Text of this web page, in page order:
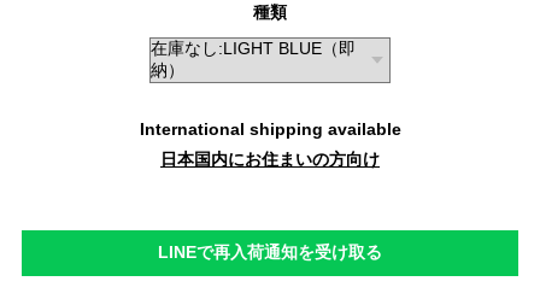
種類
International shipping available
日本国内にお住まいの方向け
LINEで再入荷通知を受け取る